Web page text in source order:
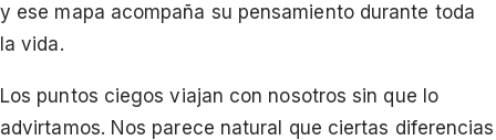
y ese mapa acompaña su pensamiento durante toda
la vida.
Los puntos ciegos viajan con nosotros sin que lo
advirtamos. Nos parece natural que ciertas diferencias